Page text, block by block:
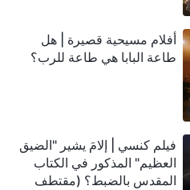
أفلام مسيحية قصيرة | هل
طاعة البابا هي طاعة للرب؟
فيلم كنسي | إلامَ يشير "الضيق
العظيم" المذكور في الكتاب
المقدس بالضبط؟ (مقتطف